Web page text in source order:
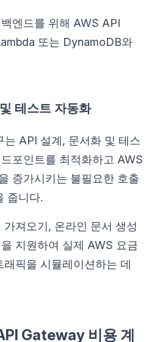
엔드를 위해 AWS API
또는 DynamoDB와
테스트 자동화
는 API 설계, 문서화 및 테스
포인트를 최적화하고 AWS
증가시키는 불필요한 호출
줍니다.
져오기, 온라인 문서 생성
지원하여 실제 AWS 요금
픽을 시뮬레이션하는 데
Gateway 비용 계